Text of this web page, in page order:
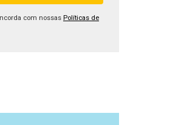
com nossas Políticas de